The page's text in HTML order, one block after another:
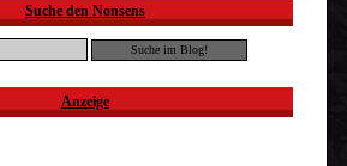
Suche den Nonsens
Anzeige